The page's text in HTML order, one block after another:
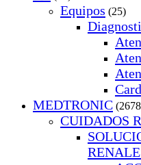
Equipos (25)
MEDTRONIC
CUIDADOS